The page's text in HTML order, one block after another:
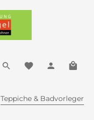
Teppiche & Badvorleger